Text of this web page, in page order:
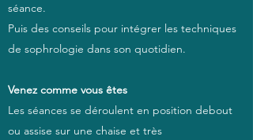
séance.
Puis des conseils pour intégrer les techniques
de sophrologie dans son quotidien.
Venez comme vous êtes
Les séances se déroulent en position debout
ou assise sur une chaise et très